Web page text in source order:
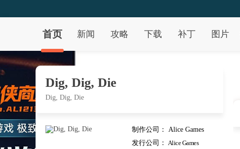
首页 新闻 攻略 下载 补丁 图片
Dig, Dig, Die
Dig, Dig, Die
制作公司：
Alice Games
发行公司： Alice Games